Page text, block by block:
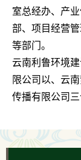
室总经办、产
部、项目经营
等部门。
云南利鲁环境
限公司以、云
传播有限公司三